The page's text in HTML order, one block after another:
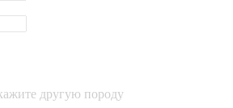
другую породу